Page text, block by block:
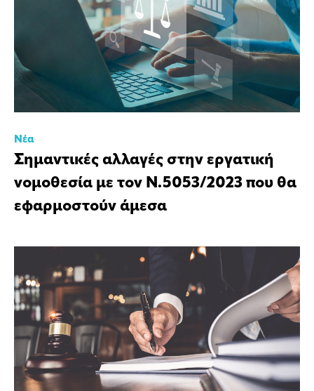
Νέα
Σημαντικές αλλαγές στην εργατική
νομοθεσία με τον Ν.5053/2023 που θα
εφαρμοστούν άμεσα